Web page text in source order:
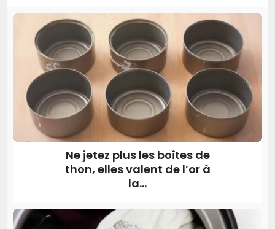
Ne jetez plus les boîtes de
thon, elles valent de l’or à
la...